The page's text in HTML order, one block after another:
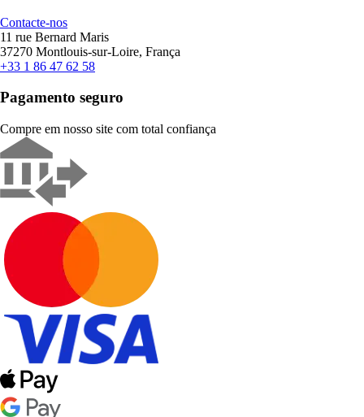
Contacte-nos
11 rue Bernard Maris
37270 Montlouis-sur-Loire, França
+33 1 86 47 62 58
Pagamento seguro
Compre em nosso site com total confiança